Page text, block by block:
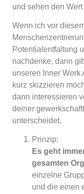
und sehen den
Wenn ich vor
Potentialentfaltung
nachdenke, dann
unseren Inner
kurz skizzieren
dann interessieren
deiner
unterscheidet.
Prinzip:
Es geht
gesamten
einzelne
und die einen